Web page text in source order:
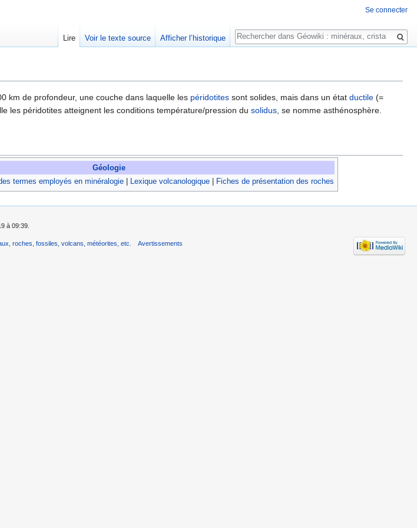
km de profondeur, une couche dans laquelle les péridotites sont solides, mais dans un état ductile (=
les péridotites atteignent les conditions température/pression du solidus, se nomme asthénosphère.
Géologie
termes employés en minéralogie| Lexique volcanologique| Fiches de présentation des roches
Se connecter
Lire Voir le texte source Afficher l’historique
Rechercher
à 09:39.
roches, fossiles, volcans, météorites, etc. Avertissements